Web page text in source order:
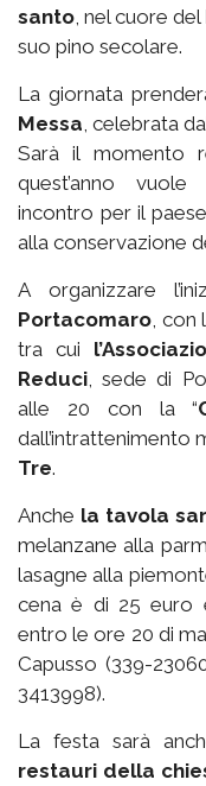
santo , nel cuore del
suo pino secolare.
La giornata
Messa , celebrata
Sarà il momento
quest’anno vuole
incontro per il
alla conservazione
A organizzare
Portacomaro ,
tra cui
Reduci , sede di
alle 20 con la “
dall’intrattenimento
Tre.
Anche la tavola
melanzane alla
lasagne alla
cena è di 25 euro
entro le ore 20 di
Capusso (339-
3413998).
La festa sarà
restauri della